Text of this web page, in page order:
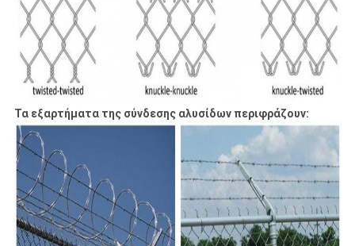
Τα εξαρτήματα της σύνδεσης αλυσίδων περιφράζουν: